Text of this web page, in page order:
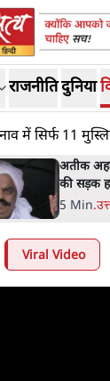
राजनीतिदुनिया
में सिर्फ 11
पार्टी तलाश रहे हैं?
शेख
शामिल
हसन के घर
5 Min.
Viral Video